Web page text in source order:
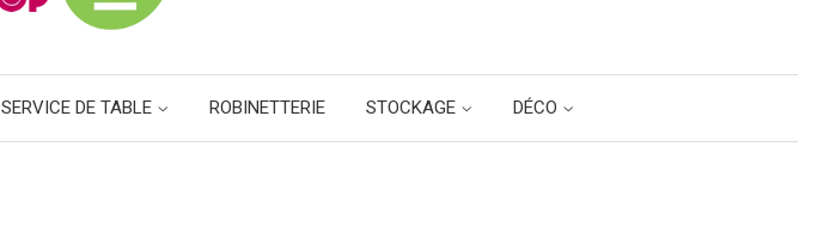
SERVICE DE TABLE ROBINETTERIE STOCKAGE DÉCO